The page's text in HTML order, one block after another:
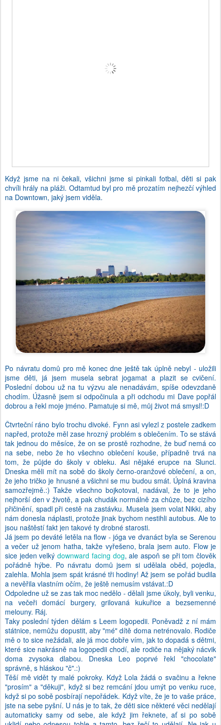
Když jsme na ni čekali, všichni jsme si pinkali fotbal, děti si pak
chvíli hrály na pláži. Odtamtud byl pro mě prozatím nejhezčí výhled
na Downtown, jaký jsem viděla.
Po návratu domů pro mě konec dne ještě tak úplně nebyl - uložili
jsme děti, já jsem musela sebrat jogamat a plazit se cvičení.
Poslední dobou už na tu výzvu ale nenadávám, spíše odevzdaně
chodím. Úžasně jsem si odpočinula a při odchodu mi Dave popřál
dobrou a řekl moje jméno. Pamatuje si mě, můj život má smysl!:D
Čtvrteční ráno bylo trochu divoké. Fynn asi vylezl z postele zadkem
napřed, protože měl zase hrozný problém s oblečením. To se stává
tak jednou do měsíce, že on se prostě rozhodne, že buď nemá co
na sebe, nebo že ho všechno oblečení kouše, případně trvá na
tom, že půjde do školy v obleku. Asi nějaké erupce na Slunci.
Dneska měli mít na sobě do školy černo-oranžové oblečení, a on,
že jeho tričko je hnusné a všichni se mu budou smát. Úplná kravina
samozřejmě.:) Takže všechno bojkotoval, nadával, že to je jeho
nejhorší den v životě, a pak chudák normálně za chůze, bez cizího
přičinění, spadl při cestě na zastávku. Musela jsem volat Nikki, aby
nám donesla náplasti, protože jinak bychom nestihli autobus. Ale to
jsou naštěstí fakt jen takové ty drobné starosti.
Já jsem po deváté letěla na flow - jóga ve dvanáct byla se Serenou
a večer už jenom hatha, takže vyřešeno, brala jsem auto. Flow je
sice jeden velkýdownward facing dog, ale aspoň se při tom člověk
pořádně hýbe. Po návratu domů jsem si udělala oběd, pojedla,
zalehla. Mohla jsem spát krásné tři hodiny! Až jsem se pořád budila
a nevěřila vlastním očím, že ještě nemusím vstávat.:D
Odpoledne už se zas tak moc nedělo - dělali jsme úkoly, byli venku,
na večeři domácí burgery, grilovaná kukuřice a bezsemenné
melouny. Ráj.
Taky poslední týden dělám s Leem logopedii. Poněvadž z ní mám
státnice, nemůžu dopustit, aby "mé" dítě doma netrénovalo. Rodiče
mě o to sice nežádali, ale já moc dobře vím, jak to dopadá s dětmi,
které sice nakrásně na logopedii chodí, ale rodiče na nějaký nácvik
doma zvysoka dlabou. Dneska Leo poprvé řekl "chocolate"
správně, s hláskou "č".:)
Těší mě vidět ty malé pokroky. Když Lola žádá o svačinu a řekne
"prosím" a "děkuji", když si bez remcání jdou umýt po venku ruce,
když si po sobě posbírají nepořádek. Když víte, že je to vaše práce,
jste na sebe pyšní. U nás je to tak, že děti sice některé věci nedělají
automaticky samy od sebe, ale když jim řeknete, ať si po sobě